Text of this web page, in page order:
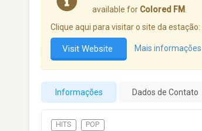
available for Colored FM
Clique aqui para visitar o site da estação:
Visit Website Mais informações
Informações Dados de Contato
HITS POP